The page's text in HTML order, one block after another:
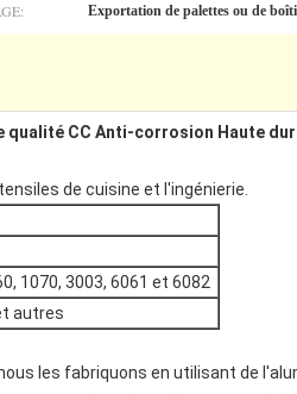
Exportation de palettes ou de
qualité CC Anti-corrosion Haute
de cuisine et l'ingénierie.
1070, 3003, 6061 et 6082
autres
les fabriquons en utilisant de